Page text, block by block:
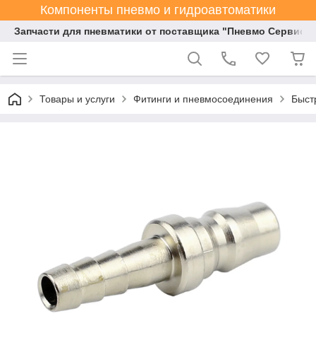
Компоненты пневмо и гидроавтоматики
Запчасти для пневматики от поставщика "Пневмо Сервис
Товары и услуги Фитинги и пневмосоединения